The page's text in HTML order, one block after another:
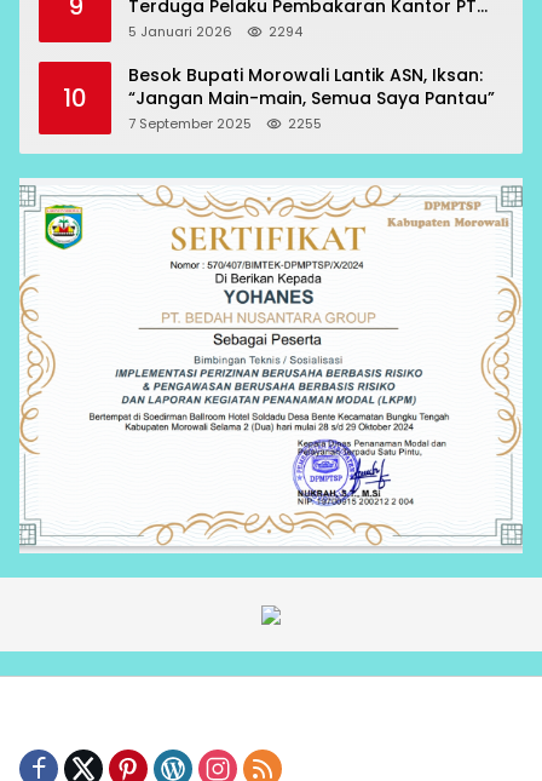
Terduga Pelaku Pembakaran Kantor PT
RCP Sesuai Prosedur
5 Januari 2026 2294
10
Besok Bupati Morowali Lantik ASN, Iksan:
“Jangan Main-main, Semua Saya Pantau”
7 September 2025 2255